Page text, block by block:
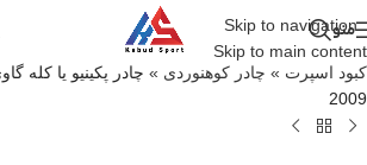
Skip to navigation
Skip to main content
منو
کبود اسپرت » چادر کوهنوردی »
2009